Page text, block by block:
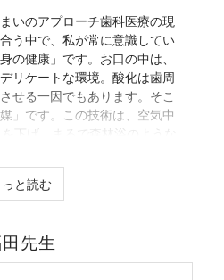
いのアプローチ歯科医療の現
う中で、私が常に意識してい
の健康」です。お口の中は、
リケートな環境。酸化は歯周
せる一因でもあります。そこ
」です。この技術は、空気中
下げ、まるで森林浴のような
守るためにも、住環境からの
考えています。植物触媒は、
っと読む
先生